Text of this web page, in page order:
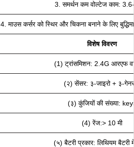
3. समर्थन कम वोल्टेज काम:
4. माउस कर्सर को स्थिर और चिकना बनाने के लिए
विशेष विवरण
(1) ट्रांसमिशन: 2.4G आरएफ
(२) सेंसर: ३-जाइरो + ३-
(३) कुंजियों की संख्या:
(4) रेंज:> 10 मी
(५) बैटरी प्रकार: लिथियम बैटरी में